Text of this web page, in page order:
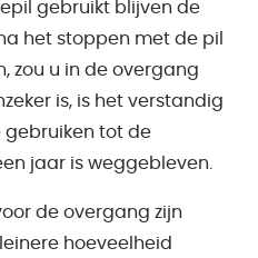
gebruikt blijven de
het stoppen met de pil
zou u in de overgang
is, is het verstandig
tot de
jaar is weggebleven.
de overgang zijn
hoeveelheid